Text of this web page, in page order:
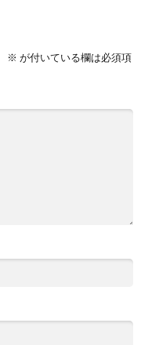
※ が付いている欄は必須項